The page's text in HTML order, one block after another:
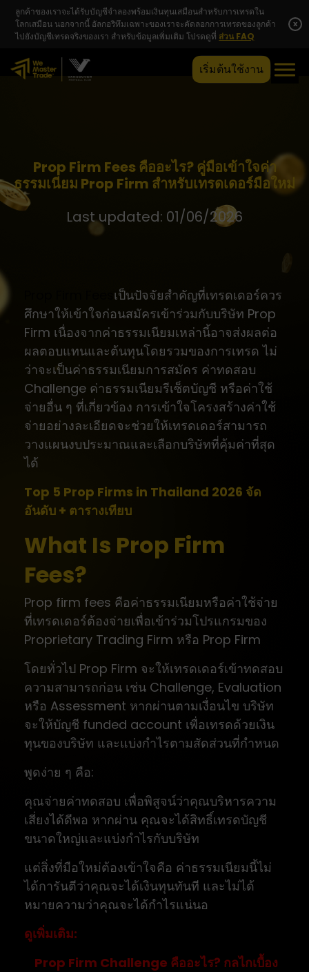
ลูกค้าของเราจะได้รับบัญชีจำลองพร้อมเงินทุนเสมือนสำหรับการเทรดใน
โลกเสมือน นอกจากนี้ อัลกอริทึมเฉพาะของเราจะคัดลอกการเทรดของลูกค้า
ไปยังบัญชีเทรดจริงของเรา สำหรับข้อมูลเพิ่มเติม โปรดดูที่ ส่วน FAQ
x
เริ่มต้นใช้งาน
Prop Firm Fees คืออะไร? คู่มือเข้าใจค่า
ธรรมเนียม Prop Firm สำหรับเทรดเดอร์มือใหม่
Last updated: 01/06/2026
เป็นปัจจัยสำคัญที่เทรดเดอร์ควร
ศึกษาให้เข้าใจก่อนสมัครเข้าร่วมกับบริษัท Prop
Firm เนื่องจากค่าธรรมเนียมเหล่านี้อาจส่งผลต่อ
ผลตอบแทนและต้นทุนโดยรวมของการเทรด ไม่
ว่าจะเป็นค่าธรรมเนียมการสมัคร ค่าทดสอบ
Challenge ค่าธรรมเนียมรีเซ็ตบัญชี หรือค่าใช้
จ่ายอื่น ๆ ที่เกี่ยวข้อง การเข้าใจโครงสร้างค่าใช้
จ่ายอย่างละเอียดจะช่วยให้เทรดเดอร์สามารถ
วางแผนงบประมาณและเลือกบริษัทที่คุ้มค่าที่สุด
ได้
Top 5 Prop Firms in Thailand 2026 จัด
อันดับ + ตารางเทียบ
What Is Prop Firm
Fees?
Prop firm fees คือค่าธรรมเนียมหรือค่าใช้จ่าย
ที่เทรดเดอร์ต้องจ่ายเพื่อเข้าร่วมโปรแกรมของ
Proprietary Trading Firm หรือ Prop Firm
โดยทั่วไป Prop Firm จะให้เทรดเดอร์เข้าทดสอบ
ความสามารถก่อน เช่น Challenge, Evaluation
หรือ Assessment หากผ่านตามเงื่อนไข บริษัท
จะให้บัญชี funded account เพื่อเทรดด้วยเงิน
ทุนของบริษัท และแบ่งกำไรตามสัดส่วนที่กำหนด
พูดง่าย ๆ คือ:
คุณจ่ายค่าทดสอบ เพื่อพิสูจน์ว่าคุณบริหารความ
เสี่ยงได้ดีพอ หากผ่าน คุณจะได้สิทธิ์เทรดบัญชี
ขนาดใหญ่และแบ่งกำไรกับบริษัท
แต่สิ่งที่มือใหม่ต้องเข้าใจคือ ค่าธรรมเนียมนี้ไม่
ได้การันตีว่าคุณจะได้เงินทุนทันที และไม่ได้
หมายความว่าคุณจะได้กำไรแน่นอ
ดูเพิ่มเติม:
Prop Firm Challenge คืออะไร? กลไกเบื้อง